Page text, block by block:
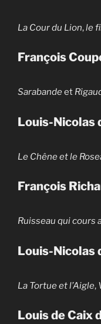
La Cour du Lion,le
François
Sarabandeet
Louis-Nicolas
Le Chêne et le
François
Ruisseau qui cours
Louis-Nicolas
La Tortue et l’Aigle,
Louis de Caix